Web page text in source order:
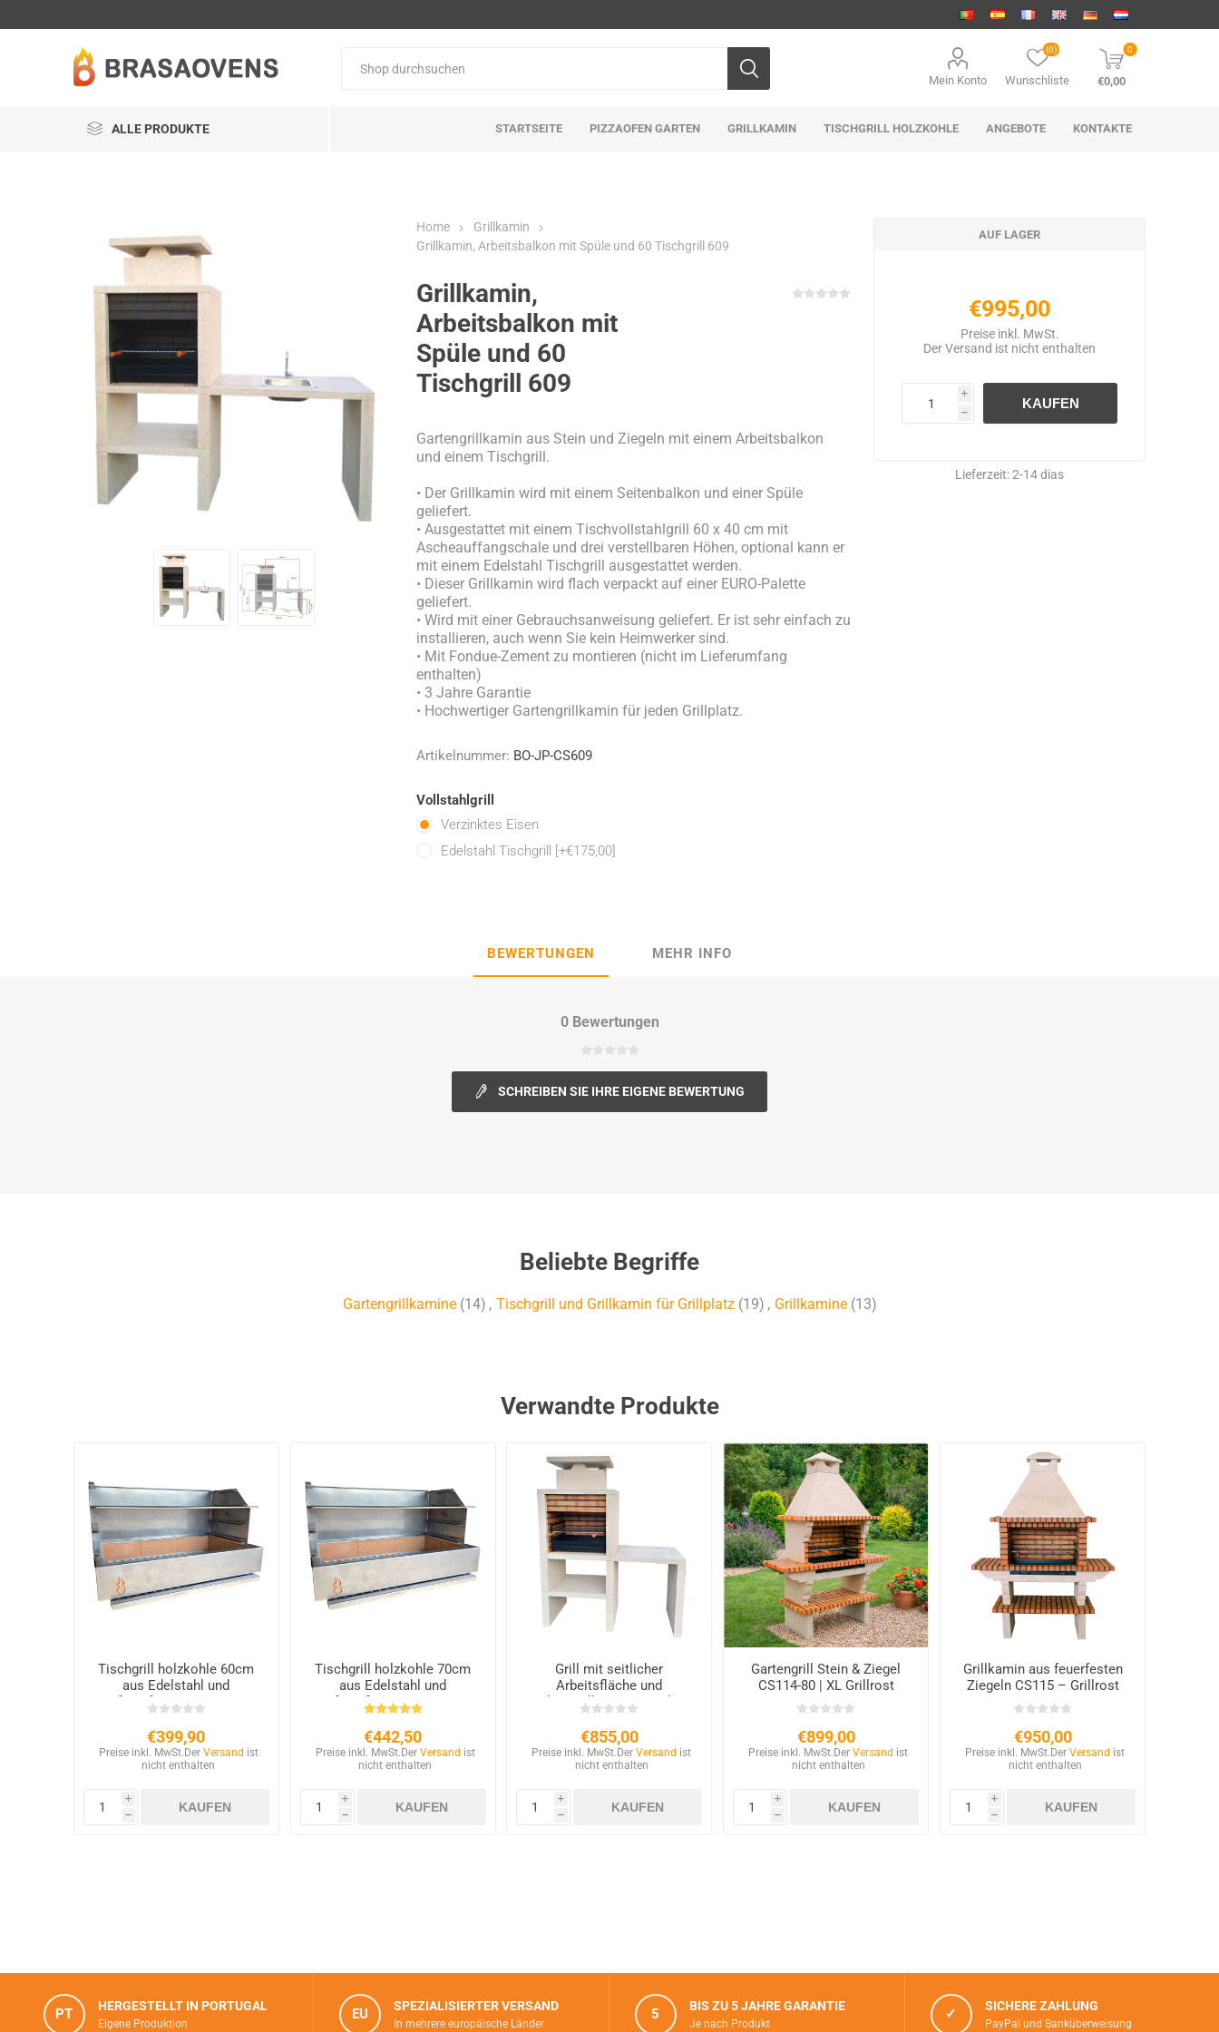
Mein Konto Wunschliste
(0) 0
€0,00
ALLE PRODUKTE STARTSEITE PIZZAOFEN GARTEN GRILLKAMIN TISCHGRILL HOLZKOHLE ANGEBOTE KONTAKTE
Home
Grillkamin
Grillkamin, Arbeitsbalkon mit Spüle und 60 Tischgrill 609
Grillkamin,
Arbeitsbalkon mit
Spüle und 60
Tischgrill 609
Gartengrillkamin aus Stein und Ziegeln mit einem Arbeitsbalkon
und einem Tischgrill.
• Der Grillkamin wird mit einem Seitenbalkon und einer Spüle
geliefert.
• Ausgestattet mit einem Tischvollstahlgrill 60 x 40 cm mit
Ascheauffangschale und drei verstellbaren Höhen, optional kann er
mit einem Edelstahl Tischgrill ausgestattet werden.
• Dieser Grillkamin wird flach verpackt auf einer EURO-Palette
geliefert.
• Wird mit einer Gebrauchsanweisung geliefert. Er ist sehr einfach zu
installieren, auch wenn Sie kein Heimwerker sind.
• Mit Fondue-Zement zu montieren (nicht im Lieferumfang
enthalten)
• 3 Jahre Garantie
• Hochwertiger Gartengrillkamin für jeden Grillplatz.
Artikelnummer: BO-JP-CS609
Vollstahlgrill
Verzinktes Eisen
Edelstahl Tischgrill [+€175,00]
AUF LAGER
€995,00
Preise inkl. MwSt.
DerVersand ist nicht enthalten
i
h
Lieferzeit: 2-14 dias
BEWERTUNGEN MEHR INFO
0 Bewertungen
SCHREIBEN SIE IHRE EIGENE BEWERTUNG
Beliebte Begriffe
Gartengrillkamine (14) , Tischgrill und Grillkamin für Grillplatz (19) , Grillkamine (13)
Verwandte Produkte
Tischgrill holzkohle 60cm
aus Edelstahl und
feuerfesten Steinen
€399,90
Preise inkl. MwSt. Der Versand ist
nicht enthalten
i
h
Tischgrill holzkohle 70cm
aus Edelstahl und
feuerfesten Steinen
€442,50
Preise inkl. MwSt. Der Versand ist
nicht enthalten
i
h
Grill mit seitlicher
Arbeitsfläche und
Einlegegrill CS607, Qualität
und Langlebigkeit
€855,00
Preise inkl. MwSt. DerVersand ist
nicht enthalten
i
h
Gartengrill Stein & Ziegel
CS114-80 | XL Grillrost
80cm
€899,00
Preise inkl. MwSt. DerVersand ist
nicht enthalten
i
h
Grillkamin aus feuerfesten
Ziegeln CS115 – Grillrost
80 cm
€950,00
Preise inkl. MwSt. DerVersand ist
nicht enthalten
i
h
PT HERGESTELLT IN PORTUGAL
Eigene Produktion
EU SPEZIALISIERTER VERSAND
In mehrere europäische Länder
5 BIS ZU 5 JAHRE GARANTIE
Je nach Produkt
✓ SICHERE ZAHLUNG
PayPal und Banküberweisung